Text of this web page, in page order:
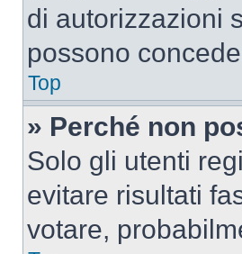
di autorizzazioni
possono
Top
» Perché non
Solo gli utenti
evitare risultati
votare,